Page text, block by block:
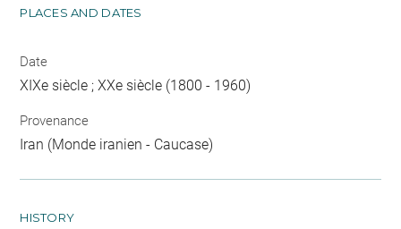
PLACES AND DATES
Date
XIXe siècle ; XXe siècle (1800 - 1960)
Provenance
Iran (Monde iranien - Caucase)
HISTORY